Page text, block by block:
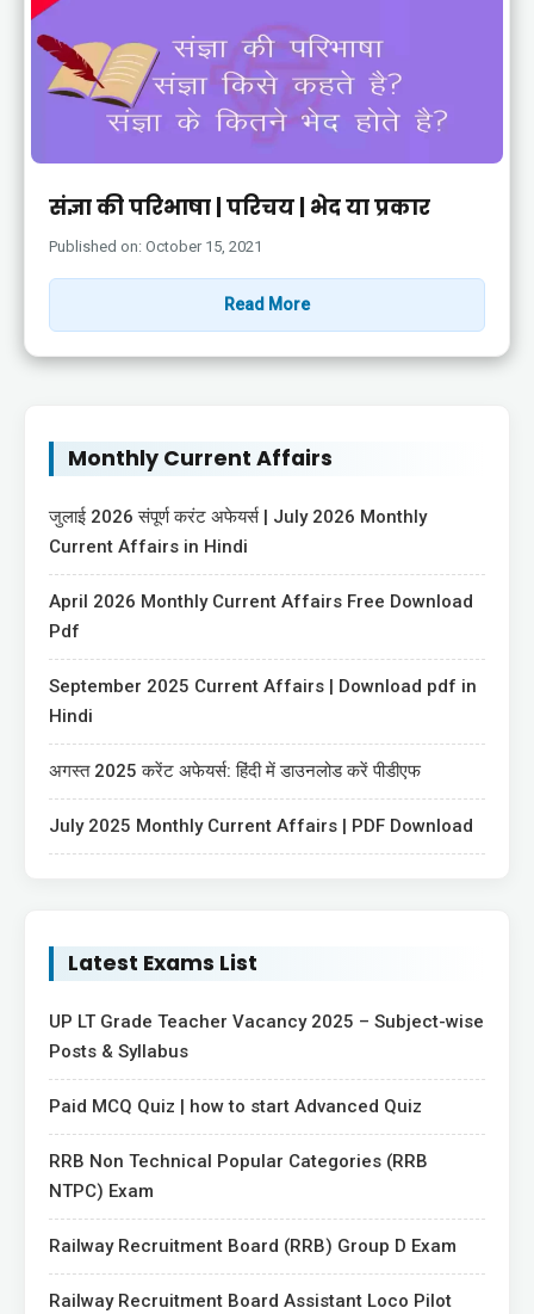
संज्ञा की परिभाषा | परिचय | भेद या प्रकार
Published on: October 15, 2021
Read More
Monthly Current Affairs
जुलाई 2026 संपूर्ण करंट अफेयर्स | July 2026 Monthly
Current Affairs in Hindi
April 2026 Monthly Current Affairs Free Download
Pdf
September 2025 Current Affairs | Download pdf in
Hindi
अगस्त 2025 करेंट अफेयर्स: हिंदी में डाउनलोड करें पीडीएफ
July 2025 Monthly Current Affairs | PDF Download
Latest Exams List
UP LT Grade Teacher Vacancy 2025 – Subject-wise
Posts & Syllabus
Paid MCQ Quiz | how to start Advanced Quiz
RRB Non Technical Popular Categories (RRB
NTPC) Exam
Railway Recruitment Board (RRB) Group D Exam
Railway Recruitment Board Assistant Loco Pilot